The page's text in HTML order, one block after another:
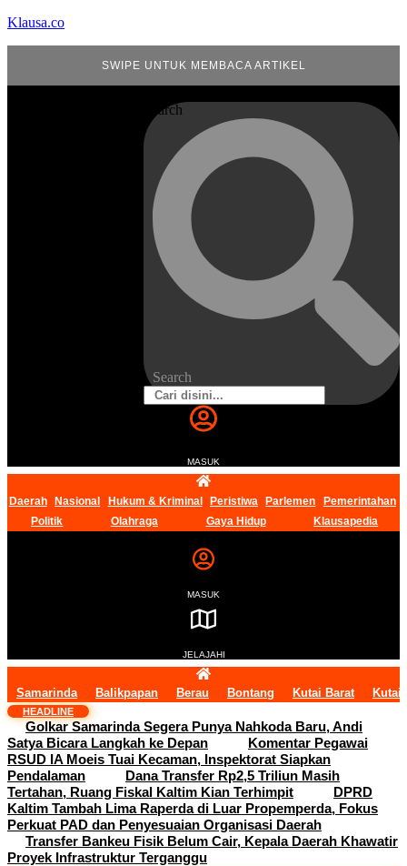
Klausa.co
SWIPE UNTUK MEMBACA ARTIKEL
Search
Search
MASUK
Daerah Nasional Hukum & Kriminal Peristiwa Parlemen
Pemerintahan
Politik
Olahraga Gaya Hidup Klausapedia
MASUK
JELAJAHI
Samarinda Balikpapan Berau Bontang Kutai Barat Kutai
HEADLINE
Golkar Samarinda Segera Punya Nahkoda Baru, Andi
Satya Bicara Langkah ke Depan
Komentar Pegawai
RSUD IA Moeis Tuai Kecaman, Inspektorat Siapkan
Pendalaman
Dana Transfer Rp2,5 Triliun Masih
Tertahan, Ruang Fiskal Kaltim Kian Terhimpit
DPRD
Kaltim Tambah Lima Raperda di Luar Propemperda, Fokus
Perkuat PAD dan Penyesuaian Organisasi Daerah
Transfer Bankeu Fisik Belum Cair, Kepala Daerah Khawatir
Proyek Infrastruktur Terganggu